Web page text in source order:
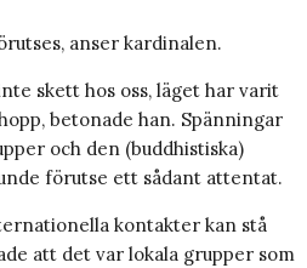
anser kardinalen.
skett hos oss, läget har varit
betonade han. Spänningar
och den (buddhistiska)
förutse ett sådant attentat.
kontakter kan stå
att det var lokala grupper som